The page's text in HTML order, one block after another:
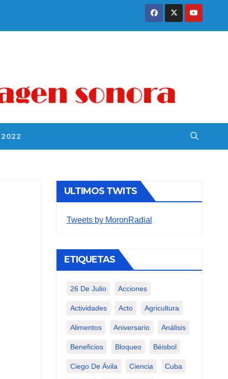
2022
ULTIMOS TWITS
Tweets by MoronRadial
ETIQUETAS
26 De Julio Acciones
Actividades Acto Agricultura
Alimentos Aniversario Análisis
Beneficios Bloqueo Béisbol
Ciego De Ávila Ciencia Cuba